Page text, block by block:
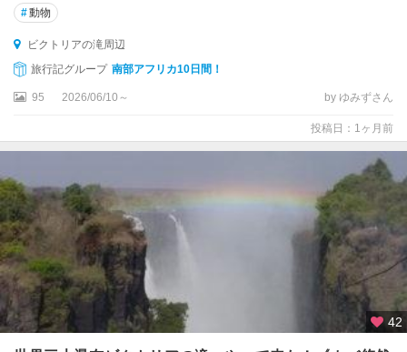
#動物
ビクトリアの滝周辺
旅行記グループ 南部アフリカ10日間！
95 2026/06/10～ by ゆみずさん
投稿日：1ヶ月前
42